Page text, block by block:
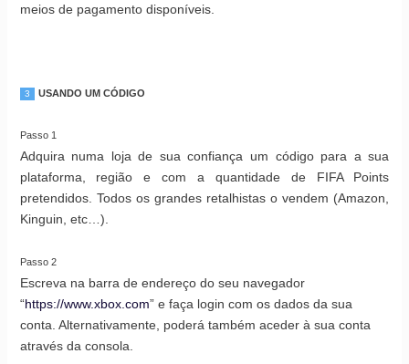
meios de pagamento disponíveis.
3 USANDO UM CÓDIGO
Passo 1
Adquira numa loja de sua confiança um código para a sua
plataforma, região e com a quantidade de FIFA Points
pretendidos. Todos os grandes retalhistas o vendem (Amazon,
Kinguin, etc…).
Passo 2
Escreva na barra de endereço do seu navegador
“https://www.xbox.com” e faça login com os dados da sua
conta. Alternativamente, poderá também aceder à sua conta
através da consola.